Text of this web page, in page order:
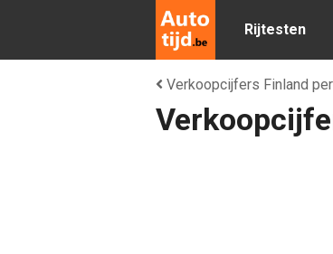
Rijtesten
Verkoopcijfers Finland